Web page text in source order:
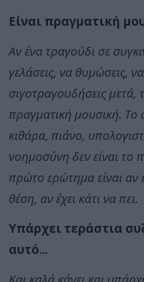
Είναι πραγματική
Αν ένα τραγούδι σε
γελάσεις, να θυμώσεις,
σιγοτραγουδήσεις μετά,
πραγματική μουσική. Το
κιθάρα, πιάνο,
νοημοσύνη δεν είναι
πρώτο ερώτημα είναι αν
θέση, αν έχει κάτι να πει.
Υπάρχει τεράστια
αυτό...